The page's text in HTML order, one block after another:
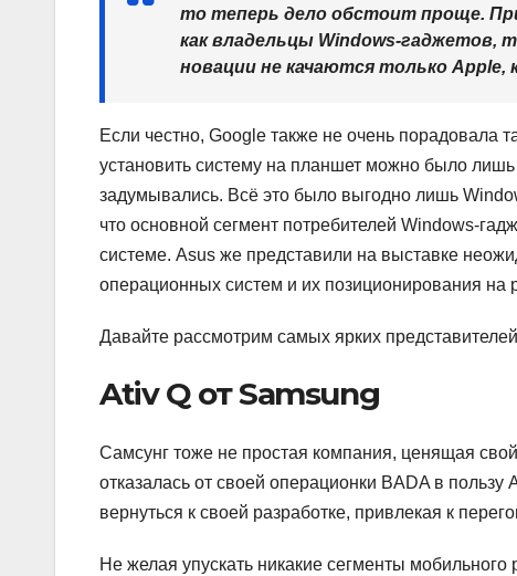
то теперь дело обстоит проще.
как владельцы Windows-
новации не качаются только Apple,
Если честно, Google также не очень порадовала
установить систему на планшет можно было
задумывались. Всё это было выгодно лишь
что основной сегмент потребителей Windows-
системе. Asus же представили на выставке
операционных систем и их позиционирования на
Давайте рассмотрим самых ярких
Ativ Q от Samsung
Самсунг тоже не простая компания, ценящая
отказалась от своей операционки BADA в
вернуться к своей разработке, привлекая к
Не желая упускать никакие сегменты